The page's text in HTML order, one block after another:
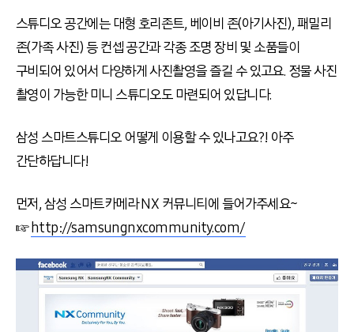
스튜디오 공간에는 대형 호리존트, 베이비 존(아기사진), 패밀리
존(가족 사진) 등 컨셉 공간과 각종 조명 장비 및 소품들이
구비되어 있어서 다양하게 사진촬영을 즐길 수 있고요. 정물 사진
촬영이 가능한 미니 스튜디오도 마련되어 있답니다.
삼성 스마트스튜디오 어떻게 이용할 수 있나고요?! 아주
간단하답니다!
먼저, 삼성 스마트카메라 NX 커뮤니티에 들어가주세요~
☞ http://samsungnxcommunity.com/